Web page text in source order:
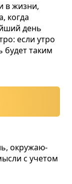
в жизни,
когда
день
если утро
будет таким
окру­жа­ю­
с уче­том